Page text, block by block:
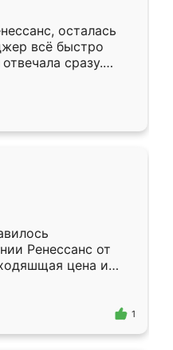
только здесь.
осталась
всё быстро
сразу.
подошёл к
Собрали
аккуратно, даже
Ренессанс от
цена и
Приехавший
самый
1